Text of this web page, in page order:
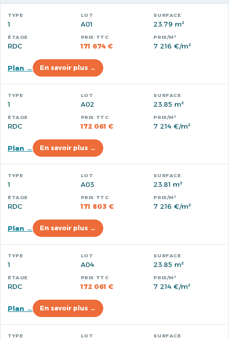
1 A01 23.79 m²
RDC 171 674 € 7 216 €/m²
Plan → En savoir plus →
1 A02 23.85 m²
RDC 172 061 € 7 214 €/m²
Plan → En savoir plus →
1 A03 23.81 m²
RDC 171 803 € 7 216 €/m²
Plan → En savoir plus →
1 A04 23.85 m²
RDC 172 061 € 7 214 €/m²
Plan → En savoir plus →